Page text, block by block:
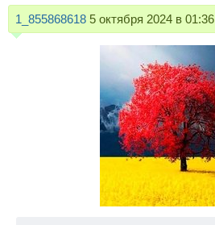
1_855868618 5 октября 2024 в 01:36